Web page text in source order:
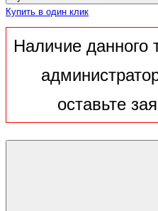
Купить в один клик
Наличие данного
оставьте